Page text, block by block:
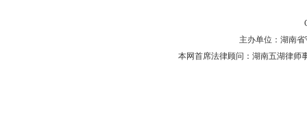
主办单位：湖南省
本网首席法律顾问：湖南五湖律师